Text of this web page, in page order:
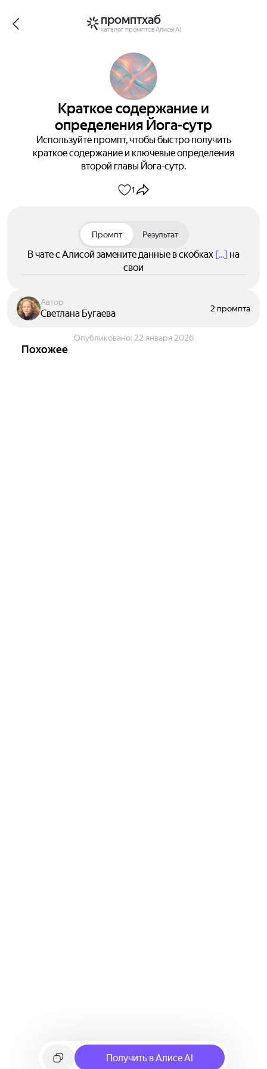
промптхаб
каталог промптов Алисы AI
Краткое содержание и
определения Йога-сутр
Используйте промпт, чтобы быстро получить
краткое содержание и ключевые определения
второй главы Йога-сутр.
1
Промпт Результат
В чате с Алисой замените данные в скобках [...] на
свои
Автор
Светлана Бугаева 2 промпта
Опубликовано: 22 января 2026
Похожее
Получить в Алисе AI